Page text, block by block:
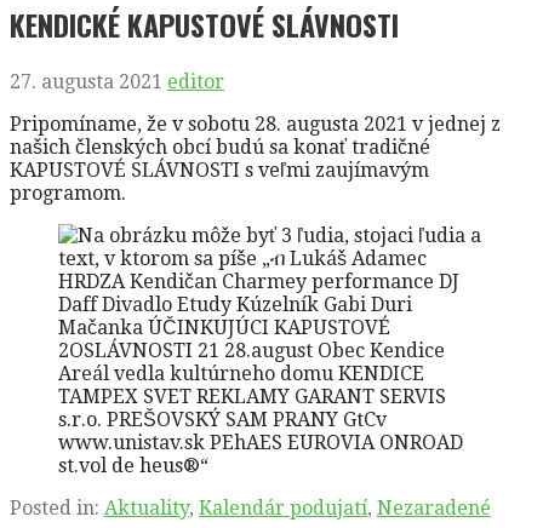
KENDICKÉ KAPUSTOVÉ SLÁVNOSTI
27. augusta 2021 editor
Pripomíname, že v sobotu 28. augusta 2021 v jednej z
našich členských obcí budú sa konať tradičné
KAPUSTOVÉ SLÁVNOSTI s veľmi zaujímavým
programom.
Posted in: Aktuality, Kalendár podujatí, Nezaradené